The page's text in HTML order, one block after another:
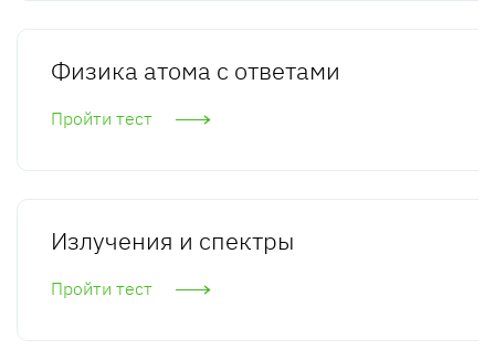
Физика атома с ответами
Пройти тест
Излучения и спектры
Пройти тест